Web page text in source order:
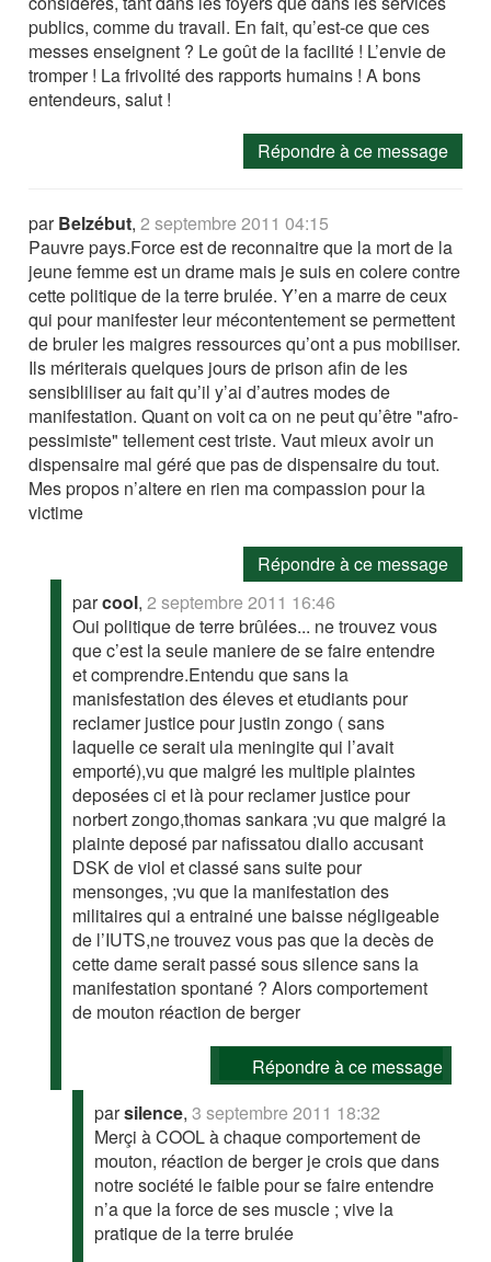
publics, comme du travail. En fait, qu’est-ce que ces
messes enseignent ? Le goût de la facilité ! L’envie de
tromper ! La frivolité des rapports humains ! A bons
entendeurs, salut !
Répondre à ce message
parBelzébut,2 septembre 2011 04:15
Pauvre pays.Force est de reconnaitre que la mort de la
jeune femme est un drame mais je suis en colere contre
cette politique de la terre brulée. Y’en a marre de ceux
qui pour manifester leur mécontentement se permettent
de bruler les maigres ressources qu’ont a pus mobiliser.
Ils mériterais quelques jours de prison afin de les
sensibliliser au fait qu’il y’ai d’autres modes de
manifestation. Quant on voit ca on ne peut qu’être "afro-
pessimiste" tellement cest triste. Vaut mieux avoir un
dispensaire mal géré que pas de dispensaire du tout.
Mes propos n’altere en rien ma compassion pour la
victime
Répondre à ce message
parcool,2 septembre 2011 16:46
Oui politique de terre brûlées... ne trouvez vous
que c’est la seule maniere de se faire entendre
et comprendre.Entendu que sans la
manisfestation des éleves et etudiants pour
reclamer justice pour justin zongo ( sans
laquelle ce serait ula meningite qui l’avait
emporté),vu que malgré les multiple plaintes
deposées ci et là pour reclamer justice pour
norbert zongo,thomas sankara ;vu que malgré la
plainte deposé par nafissatou diallo accusant
DSK de viol et classé sans suite pour
mensonges, ;vu que la manifestation des
militaires qui a entrainé une baisse négligeable
de l’IUTS,ne trouvez vous pas que la decès de
cette dame serait passé sous silence sans la
manifestation spontané ? Alors comportement
de mouton réaction de berger
Répondre à ce message
parsilence,3 septembre 2011 18:32
Merçi à COOL à chaque comportement de
mouton, réaction de berger je crois que dans
notre société le faible pour se faire entendre
n’a que la force de ses muscle ; vive la
pratique de la terre brulée